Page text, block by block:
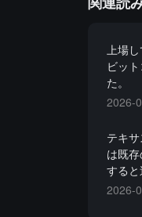
上場
ビッ
た。
2026-
テキ
は既
すると
2026-